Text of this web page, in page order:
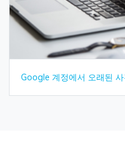
Google 계정에서 오래된